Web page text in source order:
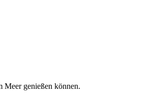
Meer genießen können.